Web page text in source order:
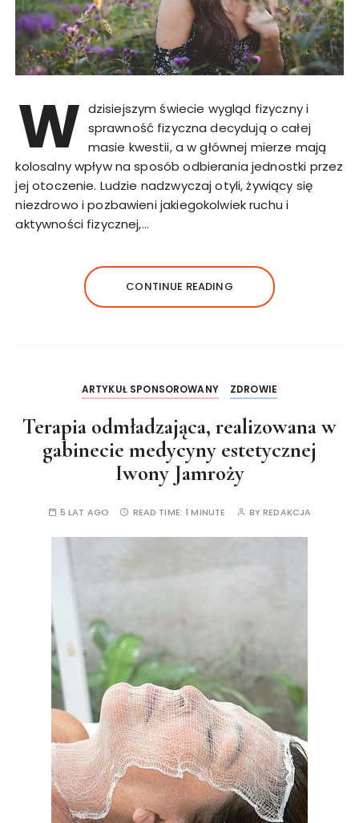
W dzisiejszym świecie wygląd fizyczny i
sprawność fizyczna decydują o całej
masie kwestii, a w głównej mierze mają
kolosalny wpływ na sposób odbierania jednostki przez
jej otoczenie. Ludzie nadzwyczaj otyli, żywiący się
niezdrowo i pozbawieni jakiegokolwiek ruchu i
aktywności fizycznej,…
CONTINUE READING
ARTYKUŁ SPONSOROWANY ZDROWIE
Terapia odmładzająca, realizowana w
gabinecie medycyny estetycznej
Iwony Jamroży
5 LAT AGO READ TIME:1 MINUTE BYREDAKCJA